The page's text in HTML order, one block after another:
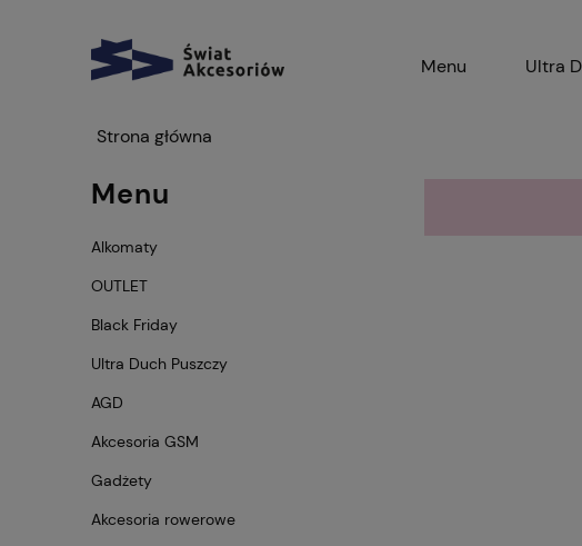
Menu Ultra
Strona główna
Menu
Alkomaty
OUTLET
Black Friday
Ultra Duch Puszczy
AGD
Akcesoria GSM
Gadżety
Akcesoria rowerowe